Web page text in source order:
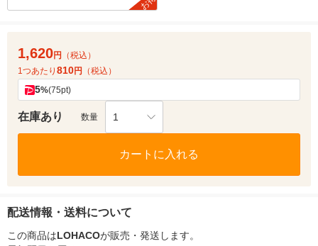
1,620円
（税込）
1つあたり 810円 （税込）
5%(75pt)
在庫あり 数量 1
カートに入れる
配送情報・送料について
この商品はLOHACOが販売・発送します。